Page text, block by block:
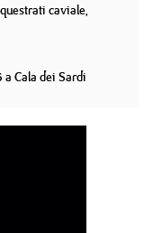
caviale,
a Cala dei Sardi